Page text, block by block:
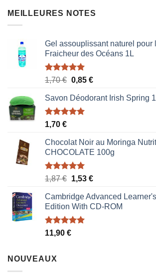
MEILLEURES NOTES
Gel assouplissant naturel pour
Fraicheur des Océans 1L
Note5.00
1,70€ Le
initial
était :
0,85 €Le
actuel
Savon Déodorant Irish Spring
Note5.00
1,70 €
Chocolat Noir au Moringa
CHOCOLATE 100g
Note5.00
1,87€ Le
initial
était :
1,87 €.
1,53 €Le
actuel
est :
Cambridge Advanced
Edition With CD-ROM
Note5.00
11,90 €
NOUVEAUX